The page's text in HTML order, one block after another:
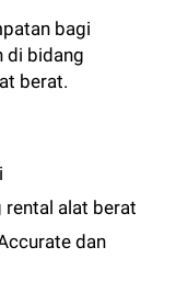
bagi
di bidang
berat.
alat berat
dan